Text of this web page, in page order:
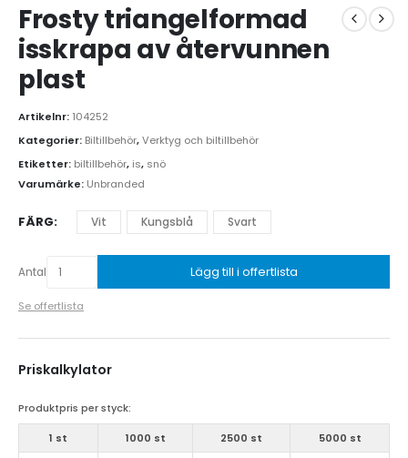
Frosty triangelformad
isskrapa av återvunnen
plast
Artikelnr: 104252
Kategorier: Biltillbehör,Verktyg och biltillbehör
Etiketter: biltillbehör, is, snö
Varumärke: Unbranded
FÄRG Vit Kungsblå Svart
Antal Lägg till i offertlista
Se offertlista
Priskalkylator
Produktpris per styck:
1 st 1000 st 2500 st
5000 st